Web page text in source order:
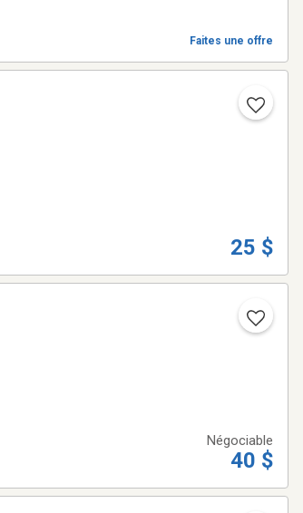
Faites une offre
25 $
Négociable
40 $